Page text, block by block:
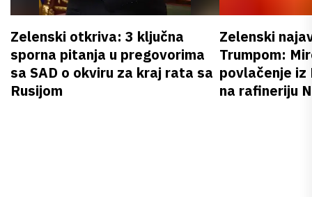
Zelenski otkriva: 3 ključna
sporna pitanja u pregovorima
sa SAD o okviru za kraj rata sa
Rusijom
Zelenski
Trumpom:
povlačenje iz
na rafineriju